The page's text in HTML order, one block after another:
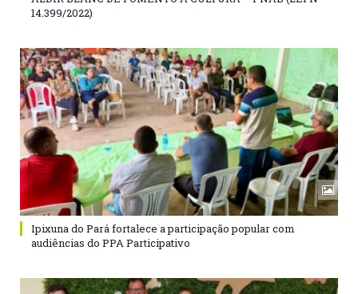
14.399/2022)
Ipixuna do Pará fortalece a participação popular com
audiências do PPA Participativo